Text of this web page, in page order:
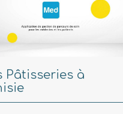
Pâtisseries à